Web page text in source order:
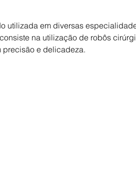
HPB - REZUM Embolização da
utilizada em diversas
na utilização de robôs
precisão e delicadeza.